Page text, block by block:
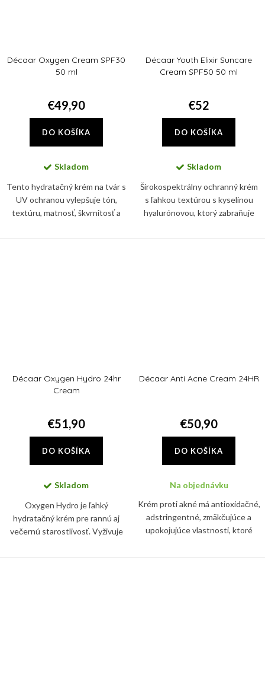
Décaar Oxygen Cream SPF30
50 ml
€49,90
DO KOŠÍKA
Skladom
Tento hydratačný krém na tvár s
UV ochranou vylepšuje tón,
textúru, matnosť, škvrnitosť a
Décaar Youth Elixir Suncare
Cream SPF50 50 ml
€52
DO KOŠÍKA
Skladom
Širokospektrálny ochranný krém
s ľahkou textúrou s kyselinou
hyalurónovou, ktorý zabraňuje
Décaar Oxygen Hydro 24hr
Cream
€51,90
DO KOŠÍKA
Skladom
Oxygen Hydro je ľahký
hydratačný krém pre rannú aj
večernú starostlivosť. Vyživuje
Décaar Anti Acne Cream 24HR
€50,90
DO KOŠÍKA
Na objednávku
Krém proti akné má antioxidačné,
adstringentné, zmäkčujúce a
upokojujúce vlastnosti, ktoré